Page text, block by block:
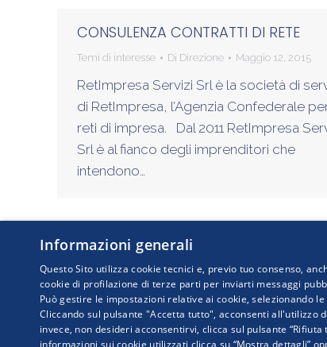
CONSULENZA CONTRATTI DI RETE
Temi di interesse Di Direzione Maggio 12, 2015
RetImpresa Servizi Srl è la società di
di RetImpresa, l’Agenzia Confederale
reti di impresa. Dal 2011 RetImpresa
Srl è al fianco degli imprenditori che
intendono…
COPYRIGHT
RetImpresa
Informazioni generali
Questo Sito utilizza cookie tecnici e, previo tuo consenso,
cookie di profilazione di terze parti per inviarti messaggi
Può gestire le impostazioni relative ai cookie, selezionando
Cliccando sul pulsante "Accetta tutto", acconsenti all'utilizzo
invece, non desideri acconsentirvi, clicca sul pulsante
informazioni sui cookie utilizzati clicca su “Mostra dettagli”